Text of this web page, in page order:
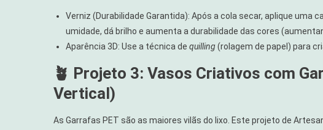
Verniz (Durabilidade Garantida): Após a cola secar, aplique uma
umidade, dá brilho e aumenta a durabilidade das cores
Aparência 3D: Use a técnica de quilling(rolagem de papel) para
🪴 Projeto 3: Vasos Criativos com
Vertical)
As Garrafas PET são as maiores vilãs do lixo. Este projeto de